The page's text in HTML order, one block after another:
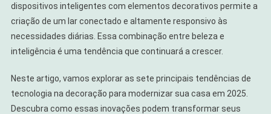
dispositivos inteligentes com elementos decorativos permite a
criação de um lar conectado e altamente responsivo às
necessidades diárias. Essa combinação entre beleza e
inteligência é uma tendência que continuará a crescer.
Neste artigo, vamos explorar as sete principais tendências de
tecnologia na decoração para modernizar sua casa em 2025.
Descubra como essas inovações podem transformar seus